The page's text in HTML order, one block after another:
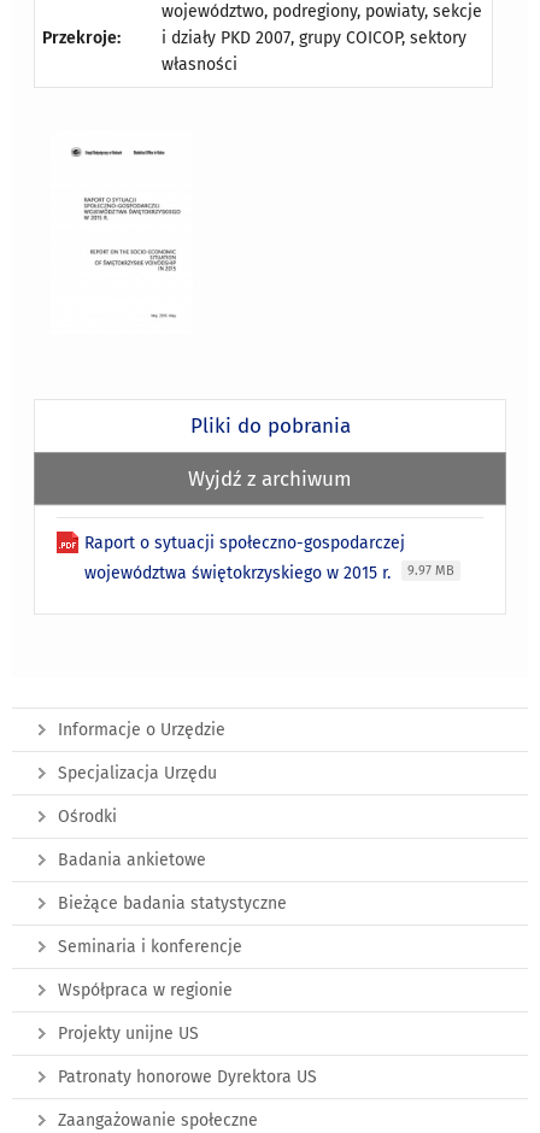
Przekroje:
województwo, podregiony, powiaty, sekcje
i działy PKD 2007, grupy COICOP, sektory
własności
Pliki do pobrania
Wyjdź z archiwum
Raport o sytuacji społeczno-gospodarczej
województwa świętokrzyskiego w 2015 r.
9.97 MB
Informacje o Urzędzie
Specjalizacja Urzędu
Ośrodki
Badania ankietowe
Bieżące badania statystyczne
Seminaria i konferencje
Współpraca w regionie
Projekty unijne US
Patronaty honorowe Dyrektora US
Zaangażowanie społeczne